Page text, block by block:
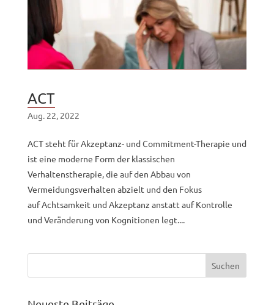
ACT
Aug. 22, 2022
ACT steht für Akzeptanz- und Commitment-Therapie und
ist eine moderne Form der klassischen
Verhaltenstherapie, die auf den Abbau von
Vermeidungsverhalten abzielt und den Fokus
auf Achtsamkeit und Akzeptanz anstatt auf Kontrolle
und Veränderung von Kognitionen legt....